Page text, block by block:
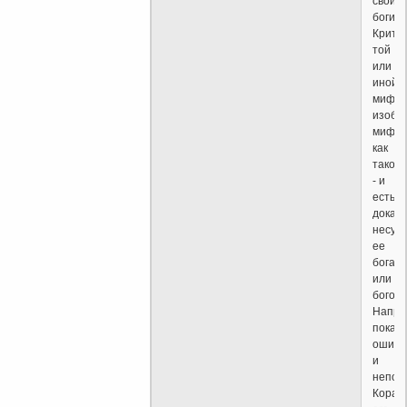
боги.
той
или
иной
как
- и
есть
ее
бога
или
богов.
и